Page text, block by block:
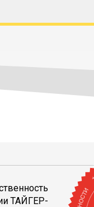
ТАЙГЕР-